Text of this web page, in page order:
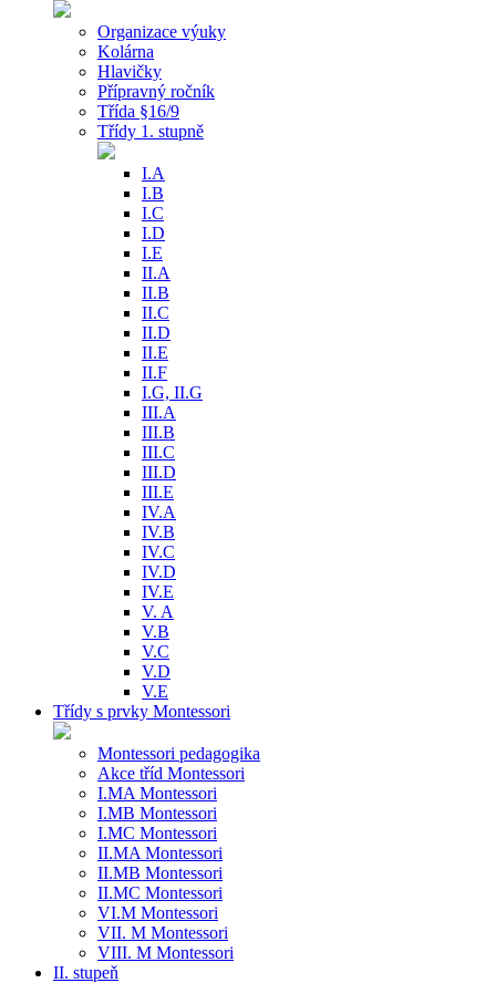
Organizace výuky
Kolárna
Hlavičky
Přípravný ročník
Třída §16/9
Třídy 1. stupně
I.A
I.B
I.C
I.D
I.E
II.A
II.B
II.C
II.D
II.E
II.F
I.G, II.G
III.A
III.B
III.C
III.D
III.E
IV.A
IV.B
IV.C
IV.D
IV.E
V. A
V.B
V.C
V.D
V.E
Třídy s prvky Montessori
Montessori pedagogika
Akce tříd Montessori
I.MA Montessori
I.MB Montessori
I.MC Montessori
II.MA Montessori
II.MB Montessori
II.MC Montessori
VI.M Montessori
VII. M Montessori
VIII. M Montessori
II. stupeň